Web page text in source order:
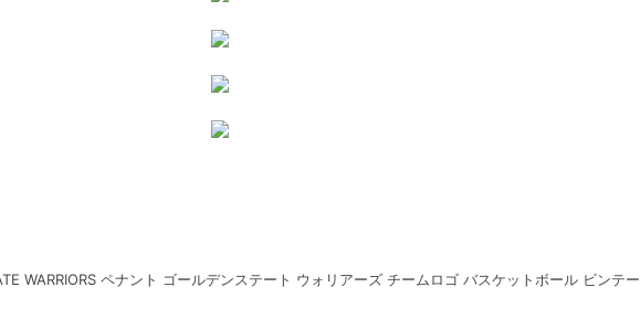
WARRIORS ペナント ゴールデンステート ウォリアーズ チームロゴ バスケットボール ビンテー